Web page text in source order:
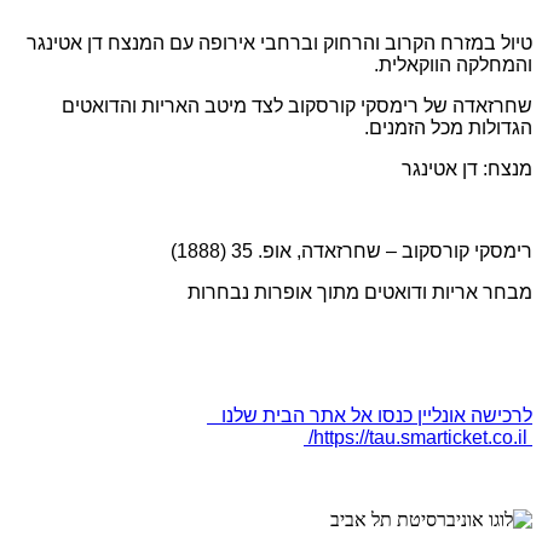
טיול במזרח הקרוב והרחוק וברחבי אירופה עם המנצח דן אטינגר
והמחלקה הווקאלית.
שחרזאדה של רימסקי קורסקוב לצד מיטב האריות והדואטים
הגדולות מכל הזמנים.
מנצח: דן אטינגר
רימסקי קורסקוב – שחרזאדה, אופ. 35 (1888)
מבחר אריות ודואטים מתוך אופרות נבחרות
לרכישה אונליין כנסו אל אתר הבית שלנו